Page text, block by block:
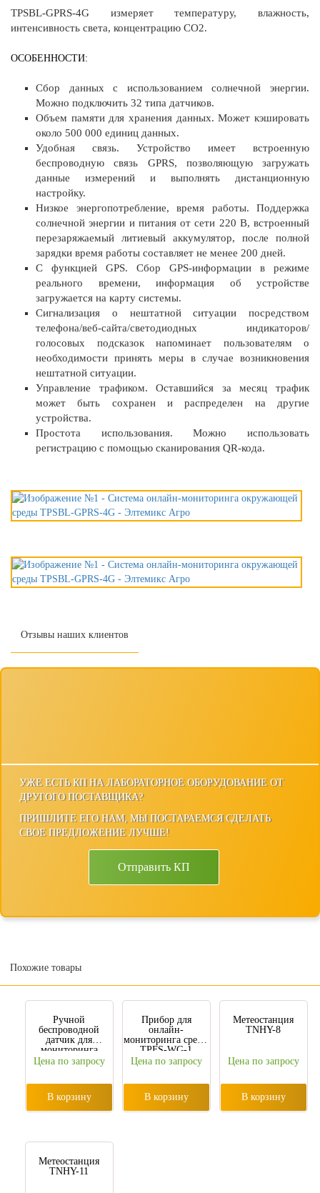
УЖЕ ЕСТЬ КП НА ЛАБОРАТОРНОЕ ОБОРУДОВАНИЕ ОТ
ДРУГОГО ПОСТАВЩИКА?
ПРИШЛИТЕ ЕГО НАМ, МЫ ПОСТАРАЕМСЯ СДЕЛАТЬ
СВОЕ ПРЕДЛОЖЕНИЕ ЛУЧШЕ!
Отправить КП
TPSBL-GPRS-4G измеряет температуру, влажность,
интенсивность света, концентрацию CO2.
ОСОБЕННОСТИ:
Сбор данных с использованием солнечной энергии.
Можно подключить 32 типа датчиков.
Объем памяти для хранения данных. Может кэшировать
около 500 000 единиц данных.
Удобная связь. Устройство имеет встроенную
беспроводную связь GPRS, позволяющую загружать
данные измерений и выполнять дистанционную
настройку.
Низкое энергопотребление, время работы. Поддержка
солнечной энергии и питания от сети 220 В, встроенный
перезаряжаемый литиевый аккумулятор, после полной
зарядки время работы составляет не менее 200 дней.
С функцией GPS. Сбор GPS-информации в режиме
реального времени, информация об устройстве
загружается на карту системы.
Сигнализация о нештатной ситуации посредством
телефона/веб-сайта/светодиодных индикаторов/
голосовых подсказок напоминает пользователям о
необходимости принять меры в случае возникновения
нештатной ситуации.
Управление трафиком. Оставшийся за месяц трафик
может быть сохранен и распределен на другие
устройства.
Простота использования. Можно использовать
регистрацию с помощью сканирования QR-кода.
Похожие товары
Ручной
беспроводной
датчик для
мониторинга
погоды TPJ-24-G
Цена по запросу
В корзину
Прибор для
онлайн-
мониторинга среды
TPFS-WG-1
Цена по запросу
В корзину
Метеостанция
TNHY-8
Цена по запросу
В корзину
Метеостанция
TNHY-11
Отзывы наших клиентов